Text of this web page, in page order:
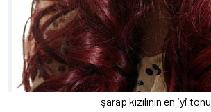
şarap kızılının en iyi tonu